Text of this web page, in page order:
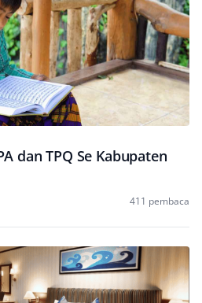
dan TPQ Se Kabupaten
411 pembaca